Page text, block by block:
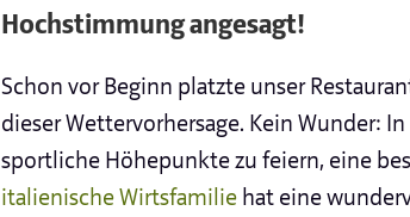
Hochstimmung angesagt!
Schon vor Beginn platzte unser
dieser Wettervorhersage. Kein Wunder:
sportliche Höhepunkte zu feiern, eine
italienische Wirtsfamilie hat eine